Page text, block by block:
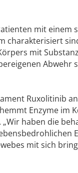
mit einem
charakterisiert
mit
Abwehr
Ruxolitinib
Enzyme im
haben die
mit sich